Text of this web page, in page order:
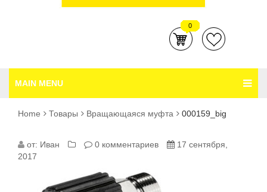
0
MAIN MENU
Home Товары Вращающаяся муфта 000159_big
000159_BIG
от: Иван 0 комментариев
17 сентября,
2017